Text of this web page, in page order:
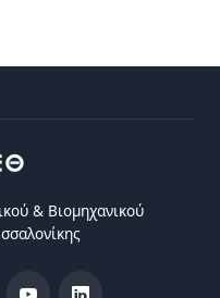
& Bιομηχανικού